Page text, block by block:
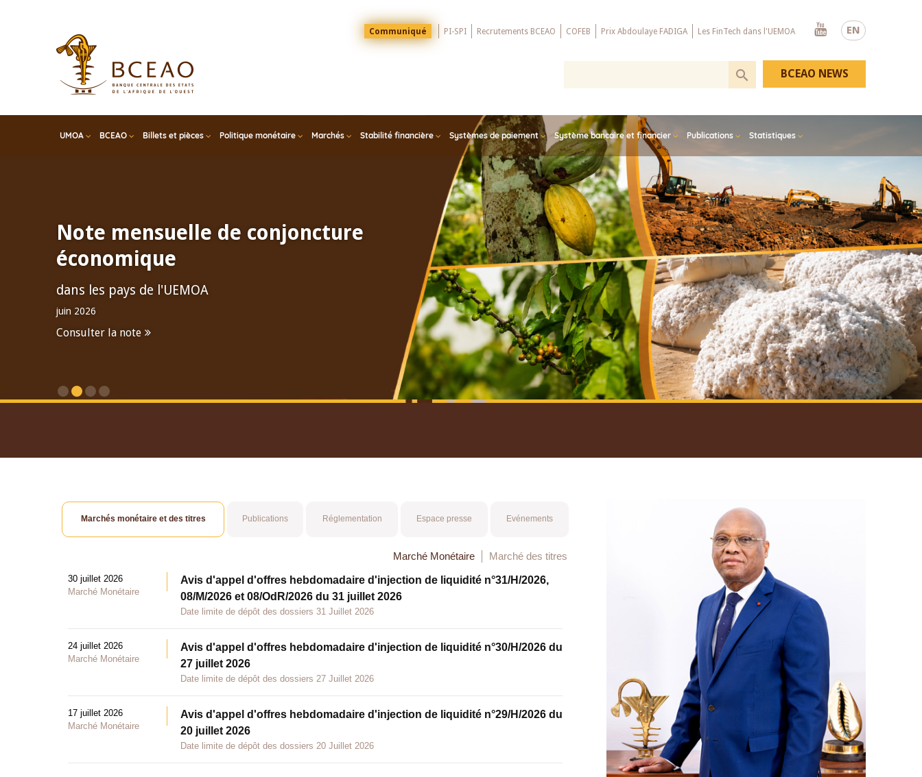
EN
Menu
Top
Communiqué PI-SPI Recrutements BCEAO COFEB Prix Abdoulaye FADIGA Les FinTech dans l'UEMOA
Youtube
UMOA BCEAO Billets et pièces Politique monétaire Marchés Stabilité financière Systèmes de paiement Système bancaire et financier Publications Statistiques
BCEAO NEWS
Note mensuelle de conjoncture
économique
dans les pays de l'UEMOA
juin 2026
Consulter la note
Marchés monétaire et des titres Publications Réglementation Espace presse Evénements
Marché Monétaire Marché des titres
30 juillet 2026
Marché Monétaire
Avis d'appel d'offres hebdomadaire d'injection de liquidité n°31/H/2026,
08/M/2026 et 08/OdR/2026 du 31 juillet 2026
Date limite de dépôt des dossiers 31 Juillet 2026
24 juillet 2026
Marché Monétaire
Avis d'appel d'offres hebdomadaire d'injection de liquidité n°30/H/2026 du
27 juillet 2026
Date limite de dépôt des dossiers 27 Juillet 2026
17 juillet 2026
Marché Monétaire
Avis d'appel d'offres hebdomadaire d'injection de liquidité n°29/H/2026 du
20 juillet 2026
Date limite de dépôt des dossiers 20 Juillet 2026